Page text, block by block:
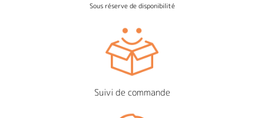
Sous réserve de disponibilité
Suivi de commande